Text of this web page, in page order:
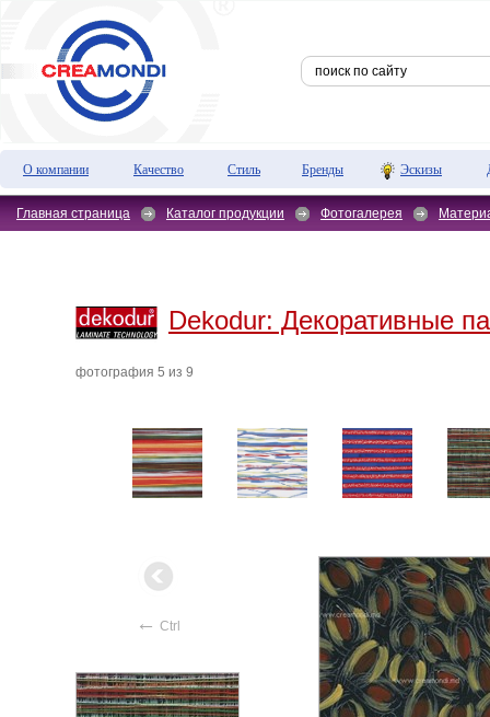
О компании Качество Стиль Бренды Эскизы
Главная страница Каталог продукции Фотогалерея
Dekodur: Декоративные
фотография 5 из 9
← Ctrl